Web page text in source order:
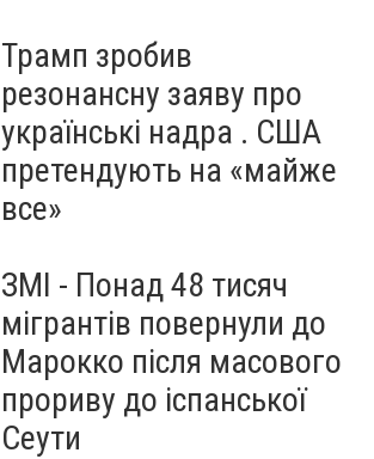
Трамп зробив
резонансну заяву про
українські надра . США
претендують на «майже
все»
ЗМІ - Понад 48 тисяч
мігрантів повернули до
Марокко після масового
прориву до іспанської
Сеути